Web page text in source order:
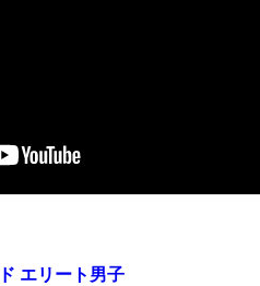
エリート男子